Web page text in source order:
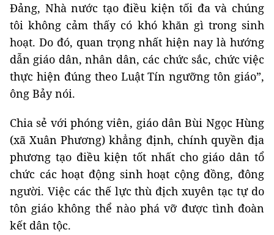
Đảng, Nhà nước tạo điều kiện tối đa và chúng
tôi không cảm thấy có khó khăn gì trong sinh
hoạt. Do đó, quan trọng nhất hiện nay là hướng
dẫn giáo dân, nhân dân, các chức sắc, chức việc
thực hiện đúng theo Luật Tín ngưỡng tôn giáo”,
ông Bảy nói.
Chia sẻ với phóng viên, giáo dân Bùi Ngọc Hùng
(xã Xuân Phương) khẳng định, chính quyền địa
phương tạo điều kiện tốt nhất cho giáo dân tổ
chức các hoạt động sinh hoạt cộng đồng, đông
người. Việc các thế lực thù địch xuyên tạc tự do
tôn giáo không thể nào phá vỡ được tình đoàn
kết dân tộc.